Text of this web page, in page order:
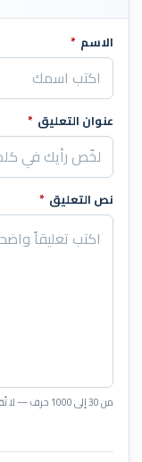
اترك هذا الحقل فارغاً
الاسم *
عنوان التعليق *
نص التعليق *
من 30 إلى 1000 حرف — لا تُقبل الروابط أو أكواد HTML.